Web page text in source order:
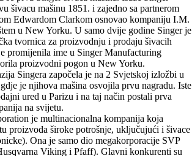
šivacu mašinu 1851. i zajedno sa partnerom
Edwardom Clarkom osnovao kompaniju I.M.
u New Yorku. U samo dvije godine Singer je
tvornica za proizvodnju i prodaju šivacih
promijenila ime u Singer Manufacturing
proizvodni pogon u New Yorku.
Singera započela je na 2 Svjetskoj izložbi u
je njihova mašina osvojila prvu nagradu. Iste
ured u Parizu i na taj način postali prva
na svijetu.
je multinacionalna kompanija koja
proizvoda široke potrošnje, uključujući i šivace
Ona je samo dio megakorporacije SVP
Viking i Pfaff). Glavni konkurenti su